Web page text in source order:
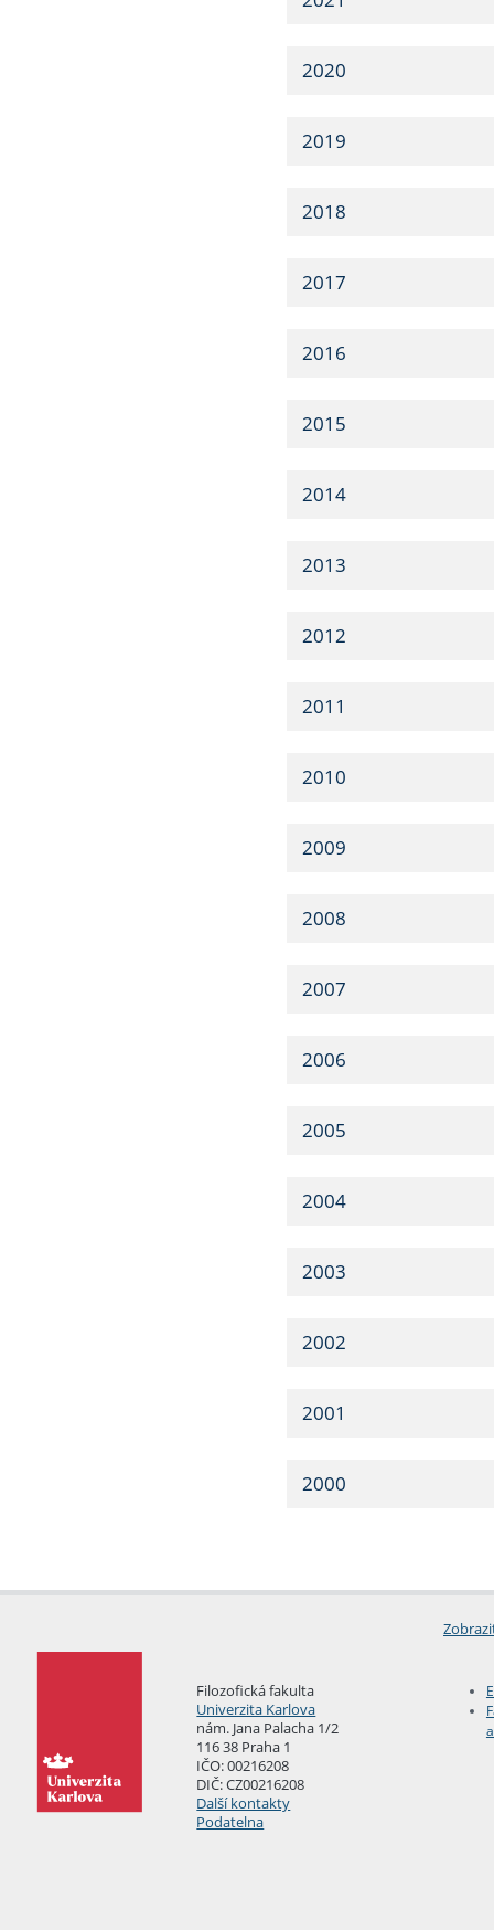
2020
2019
2018
2017
2016
2015
2014
2013
2012
2011
2010
2009
2008
2007
2006
2005
2004
2003
2002
2001
2000
Filozofická fakulta
Univerzita Karlova
nám. Jana Palacha 1/2
116 38 Praha 1
IČO: 00216208
DIČ: CZ00216208
Další kontakty
Podatelna